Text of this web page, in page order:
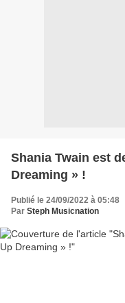
Shania Twain est
Dreaming » !
Publié le 24/09/2022 à 05:48
Par Steph Musicnation